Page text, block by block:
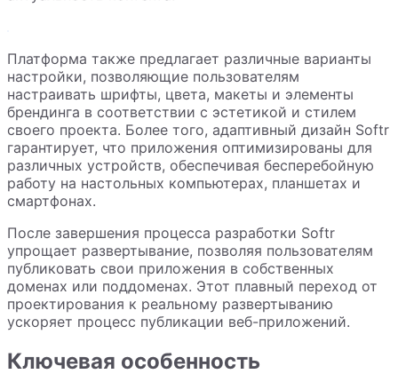
Платформа также предлагает различные варианты
настройки, позволяющие пользователям
настраивать шрифты, цвета, макеты и элементы
брендинга в соответствии с эстетикой и стилем
своего проекта. Более того, адаптивный дизайн Softr
гарантирует, что приложения оптимизированы для
различных устройств, обеспечивая бесперебойную
работу на настольных компьютерах, планшетах и ​​
смартфонах.
После завершения процесса разработки Softr
упрощает развертывание, позволяя пользователям
публиковать свои приложения в собственных
доменах или поддоменах. Этот плавный переход от
проектирования к реальному развертыванию
ускоряет процесс публикации веб-приложений.
Ключевая особенность